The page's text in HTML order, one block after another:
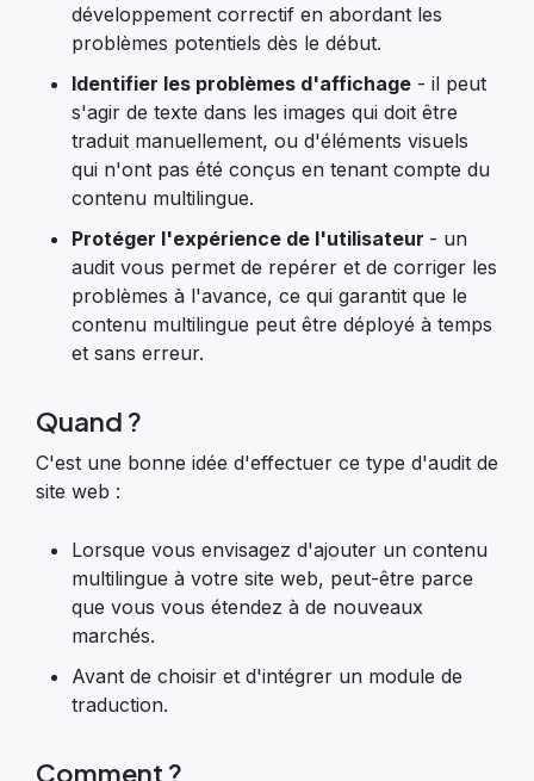
développement correctif en abordant les
problèmes potentiels dès le début.
Identifier les problèmes d'affichage - il peut
s'agir de texte dans les images qui doit être
traduit manuellement, ou d'éléments visuels
qui n'ont pas été conçus en tenant compte du
contenu multilingue.
Protéger l'expérience de l'utilisateur - un
audit vous permet de repérer et de corriger les
problèmes à l'avance, ce qui garantit que le
contenu multilingue peut être déployé à temps
et sans erreur.
Quand ?
C'est une bonne idée d'effectuer ce type d'audit de
site web :
Lorsque vous envisagez d'ajouter un contenu
multilingue à votre site web, peut-être parce
que vous vous étendez à de nouveaux
marchés.
Avant de choisir et d'intégrer un module de
traduction.
Comment ?